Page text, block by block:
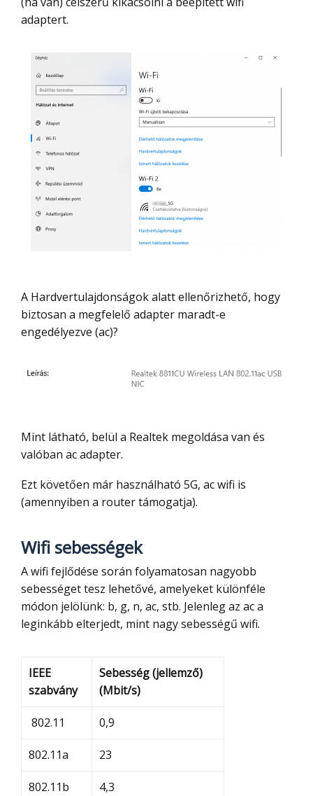
adaptert.
A Hardvertulajdonságok alatt ellenőrizhető, hogy
biztosan a megfelelő adapter maradt-e
engedélyezve (ac)?
Mint látható, belül a Realtek megoldása van és
valóban ac adapter.
Ezt követően már használható 5G, ac wifi is
(amennyiben a router támogatja).
Wifi sebességek
A wifi fejlődése során folyamatosan nagyobb
sebességet tesz lehetővé, amelyeket különféle
módon jelölünk: b, g, n, ac, stb. Jelenleg az ac a
leginkább elterjedt, mint nagy sebességű wifi.
IEEE
szabvány
Sebesség (jellemző)
(Mbit/s)
802.11 0,9
802.11a 23
802.11b 4,3